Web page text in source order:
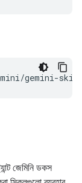
gemini-
জেমিনি ডকস